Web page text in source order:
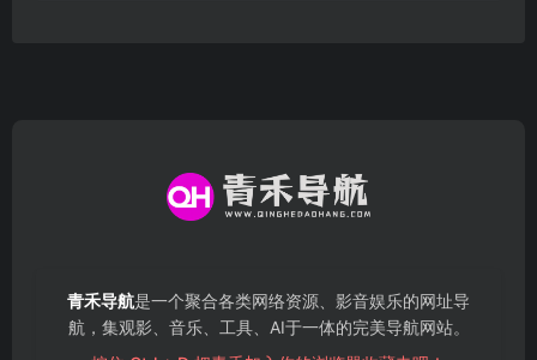
青禾导航是一个聚合各类网络资源、影音娱乐的网址导
航，集观影、音乐、工具、AI于一体的完美导航网站。